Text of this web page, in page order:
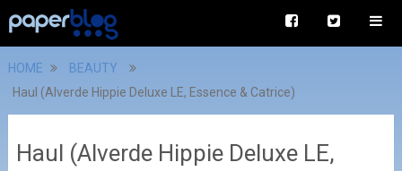
HOME
BEAUTY
Haul (Alverde Hippie Deluxe LE, Essence & Catrice)
Haul (Alverde Hippie Deluxe LE,